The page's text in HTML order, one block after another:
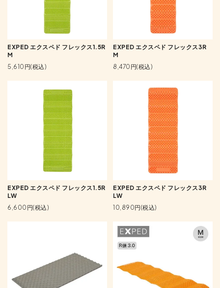
EXPED エクスペド フレックス1.5R
M
5,610円(税込)
EXPED エクスペド フレックス3R
M
8,470円(税込)
EXPED エクスペド フレックス1.5R
LW
6,600円(税込)
EXPED エクスペド フレックス3R
LW
10,890円(税込)